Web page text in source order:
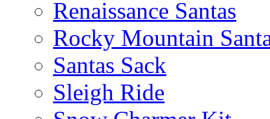
Renaissance Santas
Rocky Mountain
Santas Sack
Sleigh Ride